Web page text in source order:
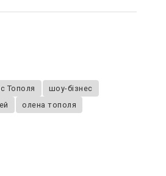
Тополя
шоу-бізнес
олена тополя